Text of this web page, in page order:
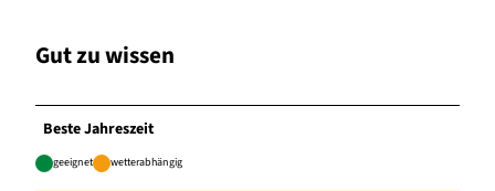
Gut zu wissen
Beste Jahreszeit
geeignet wetterabhängig